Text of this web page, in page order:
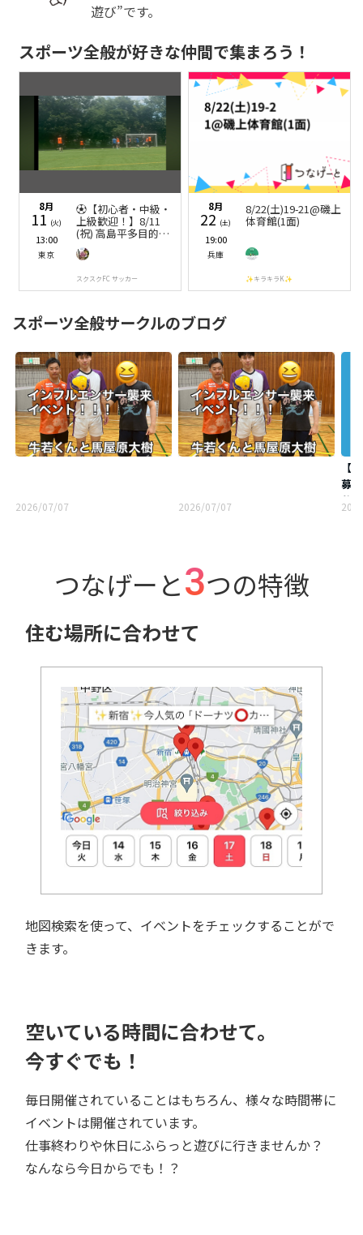
遊び”です。
スポーツ全般が好きな仲間で集まろう！
8月
11 (火)
13:00
東京
⚽【初心者・中級・
上級歓迎！】8/11
(祝) 高島平多目的運
動場で楽しくサッカ
ー
スクスクFC サッカー
8月
22 (土)
19:00
兵庫
8/22(土)19-21@磯上
体育館(1面)
✨キラキラK✨
スポーツ全般サークルのブログ
2026/07/07 2026/07/07
【
募
公
上
つなげーと3つの特徴
住む場所に合わせて
地図検索を使って、イベントをチェックすることがで
きます。
空いている時間に合わせて。
今すぐでも！
毎日開催されていることはもちろん、様々な時間帯に
イベントは開催されています。
仕事終わりや休日にふらっと遊びに行きませんか？
なんなら今日からでも！？